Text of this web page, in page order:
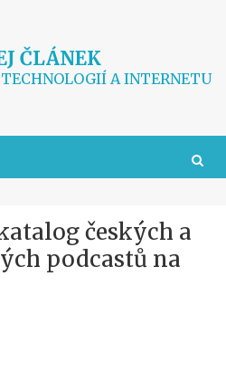
ČLÁNEK
A INTERNETU
českých a
podcastů na